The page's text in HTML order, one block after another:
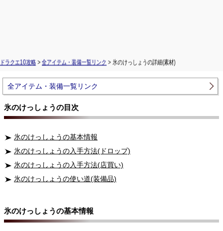
ドラクエ10攻略 > 全アイテム・装備一覧リンク > 氷のけっしょうの詳細(素材)
全アイテム・装備一覧リンク
氷のけっしょうの目次
氷のけっしょうの基本情報
氷のけっしょうの入手方法(ドロップ)
氷のけっしょうの入手方法(店買い)
氷のけっしょうの使い道(装備品)
氷のけっしょうの基本情報